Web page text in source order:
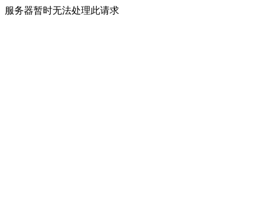
服务器暂时无法处理此请求